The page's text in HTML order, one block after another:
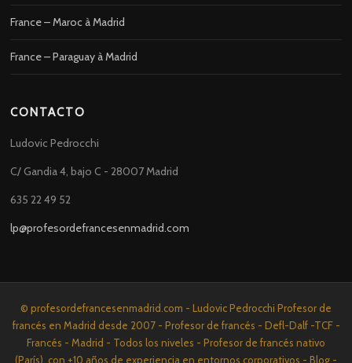
France – Maroc à Madrid
France – Paraguay à Madrid
CONTACTO
Ludovic Pedrocchi
C/ Gandia 4, bajo C - 28007 Madrid
635 22 49 52
lp@profesordefrancesenmadrid.com
© profesordefrancesenmadrid.com - Ludovic Pedrocchi Profesor de
francés en Madrid desde 2007 - Profesor de francés - Defl-Dalf -TCF -
Francés - Madrid - Todos los niveles - Profesor de francés nativo
(París), con +10 años de experiencia en entornos corporativos - Blog -